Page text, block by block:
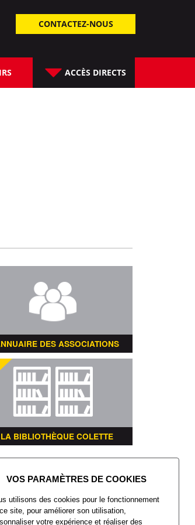
CONTACTEZ-NOUS
ACCÈS DIRECTS
DES ASSOCIATIONS
LA BIBLIOTHÈQUE COLETTE
de Villers-Saint-Paul
utilisons des cookies pour le fonctionnement
site, pour améliorer son utilisation,
votre expérience et réaliser des